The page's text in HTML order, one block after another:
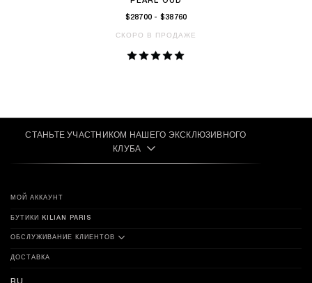
$28700 - $38760
СКОРО В ПРОДАЖЕ
СТАНЬТЕ УЧАСТНИКОМ НАШЕГО ЭКСКЛЮЗИВНОГО
КЛУБА
МОЙ АККАУНТ
БУТИКИ KILIAN PARIS
ОБСЛУЖИВАНИЕ КЛИЕНТОВ
ДОСТАВКА